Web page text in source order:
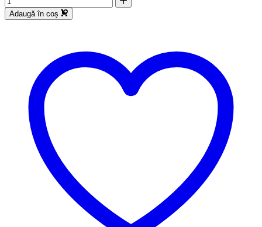
Adaugă în coș